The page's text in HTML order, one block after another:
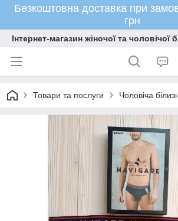
Безкоштовна доставка при
грн
Інтернет-магазин жіночої та
Товари та послуги Чоловіча